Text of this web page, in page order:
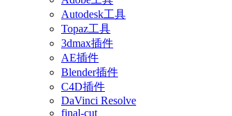
Autodesk工具
Topaz工具
3dmax插件
AE插件
Blender插件
C4D插件
DaVinci Resolve
final-cut